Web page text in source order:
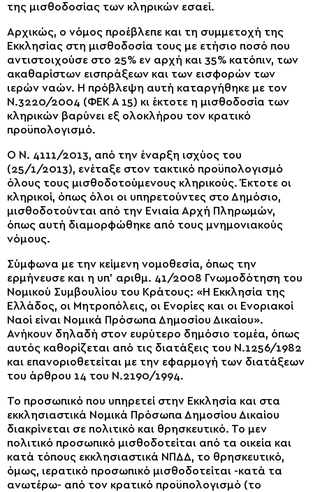
της μισθοδοσίας των κληρικών εσαεί.
Αρχικώς, ο νόμος προέβλεπε και τη συμμετοχή της
Εκκλησίας στη μισθοδοσία τους με ετήσιο ποσό που
αντιστοιχούσε στο 25% εν αρχή και 35% κατόπιν, των
ακαθαρίστων εισπράξεων και των εισφορών των
ιερών ναών. Η πρόβλεψη αυτή καταργήθηκε με τον
Ν.3220/2004 (ΦΕΚ Α 15) κι έκτοτε η μισθοδοσία των
κληρικών βαρύνει εξ ολοκλήρου τον κρατικό
προϋπολογισμό.
Ο Ν. 4111/2013, από την έναρξη ισχύος του
(25/1/2013), ενέταξε στον τακτικό προϋπολογισμό
όλους τους μισθοδοτούμενους κληρικούς. Έκτοτε οι
κληρικοί, όπως όλοι οι υπηρετούντες στο Δημόσιο,
μισθοδοτούνται από την Ενιαία Αρχή Πληρωμών,
όπως αυτή διαμορφώθηκε από τους μνημονιακούς
νόμους.
Σύμφωνα με την κείμενη νομοθεσία, όπως την
ερμήνευσε και η υπ’ αριθμ. 41/2008 Γνωμοδότηση του
Νομικού Συμβουλίου του Κράτους: «Η Εκκλησία της
Ελλάδος, οι Μητροπόλεις, οι Ενορίες και οι Ενοριακοί
Ναοί είναι Νομικά Πρόσωπα Δημοσίου Δικαίου».
Ανήκουν δηλαδή στον ευρύτερο δημόσιο τομέα, όπως
αυτός καθορίζεται από τις διατάξεις του Ν.1256/1982
και επανοριοθετείται με την εφαρμογή των διατάξεων
του άρθρου 14 του Ν.2190/1994.
Το προσωπικό που υπηρετεί στην Εκκλησία και στα
εκκλησιαστικά Νομικά Πρόσωπα Δημοσίου Δικαίου
διακρίνεται σε πολιτικό και θρησκευτικό. Το μεν
πολιτικό προσωπικό μισθοδοτείται από τα οικεία και
κατά τόπους εκκλησιαστικά ΝΠΔΔ, το θρησκευτικό,
όμως, ιερατικό προσωπικό μισθοδοτείται -κατά τα
ανωτέρω- από τον κρατικό προϋπολογισμό (το